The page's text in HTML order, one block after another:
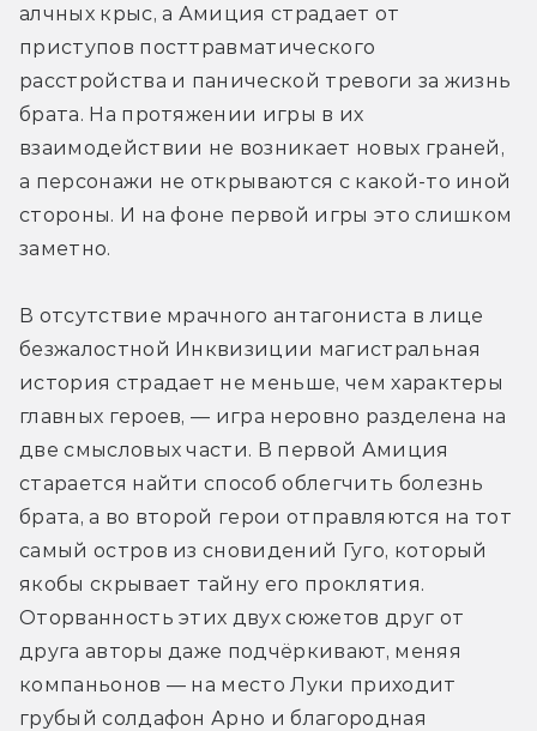
алчных крыс, а Амиция страдает от
приступов посттравматического
расстройства и панической тревоги за жизнь
брата. На протяжении игры в их
взаимодействии не возникает новых граней,
а персонажи не открываются с какой-то иной
стороны. И на фоне первой игры это слишком
заметно.
В отсутствие мрачного антагониста в лице
безжалостной Инквизиции магистральная
история страдает не меньше, чем характеры
главных героев, — игра неровно разделена на
две смысловых части. В первой Амиция
старается найти способ облегчить болезнь
брата, а во второй герои отправляются на тот
самый остров из сновидений Гуго, который
якобы скрывает тайну его проклятия.
Оторванность этих двух сюжетов друг от
друга авторы даже подчёркивают, меняя
компаньонов — на место Луки приходит
грубый солдафон Арно и благородная